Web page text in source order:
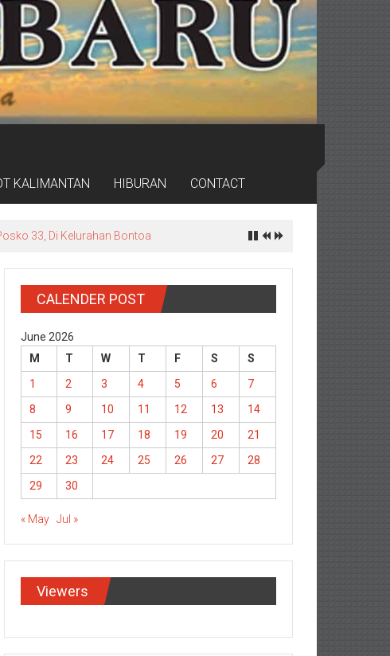
KALIMANTAN HIBURAN CONTACT
Cerdas
CALENDER POST
June 2026
M
T W T F S
S
1
2 3 4 5 6
7
8
9 10 11 12 13
14
15
16 17 18 19 20
21
22
23 24 25 26 27
28
29
30
« May Jul »
Viewers